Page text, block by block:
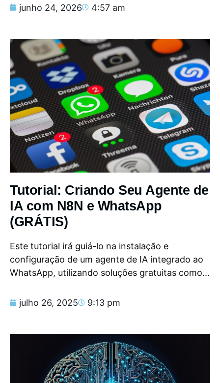
junho 24, 2026 4:57 am
Tutorial: Criando Seu Agente de
IA com N8N e WhatsApp
(GRÁTIS)
Este tutorial irá guiá-lo na instalação e
configuração de um agente de IA integrado ao
WhatsApp, utilizando soluções gratuitas como...
julho 26, 2025 9:13 pm